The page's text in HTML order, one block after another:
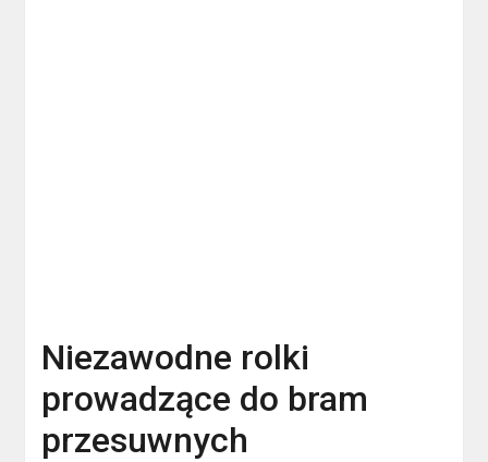
Niezawodne rolki
prowadzące do bram
przesuwnych